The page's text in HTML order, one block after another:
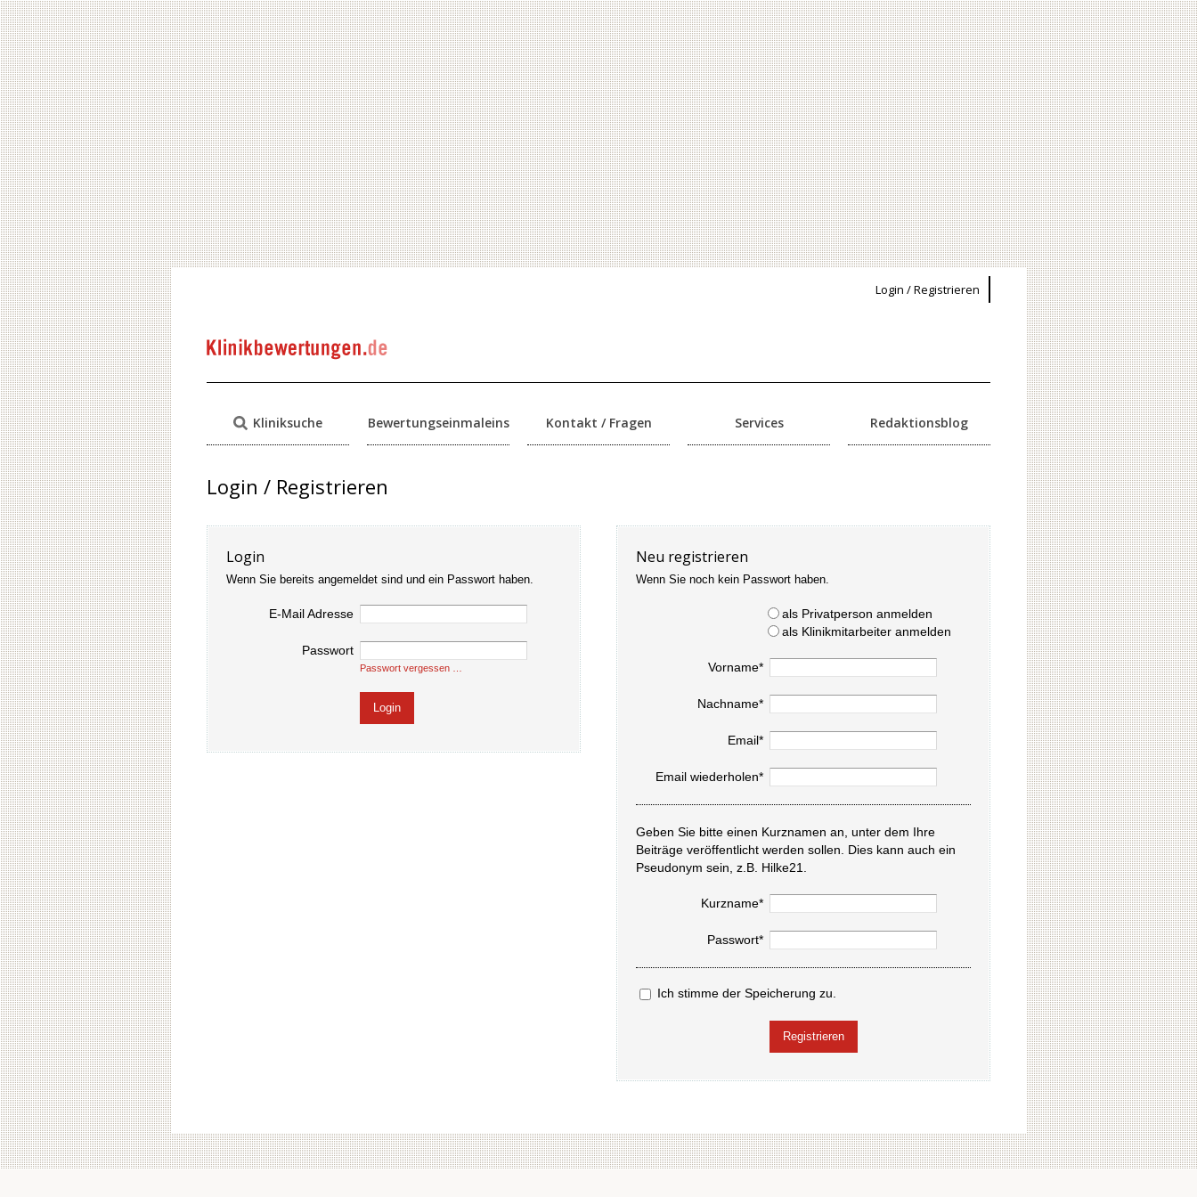
Login / Registrieren
Kliniksuche Bewertungseinmaleins Kontakt / Fragen Services Redaktionsblog
Login / Registrieren
Login
Wenn Sie bereits angemeldet sind und ein Passwort haben.
E-Mail Adresse
Passwort
Passwort vergessen …
Neu registrieren
Wenn Sie noch kein Passwort haben.
als Privatperson anmelden
als Klinikmitarbeiter anmelden
Vorname*
Nachname*
Email*
Email wiederholen*
Geben Sie bitte einen Kurznamen an, unter dem Ihre
Beiträge veröffentlicht werden sollen. Dies kann auch ein
Pseudonym sein, z.B. Hilke21.
Kurzname*
Passwort*
Ich stimme der Speicherung zu.